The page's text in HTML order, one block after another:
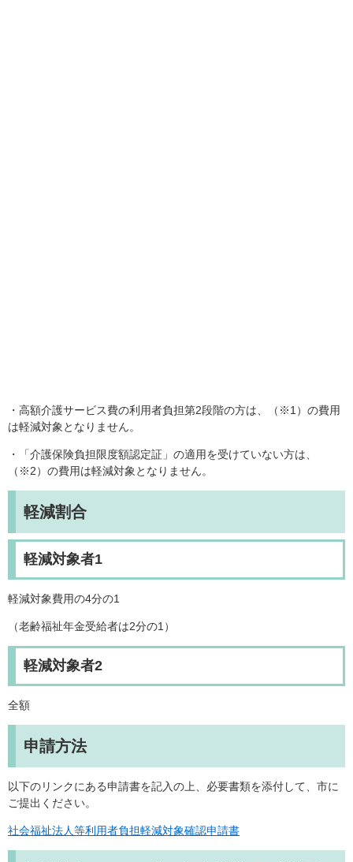
・高額介護サービス費の利用者負担第2段階の方は、（※1）の費用
は軽減対象となりません。
・「介護保険負担限度額認定証」の適用を受けていない方は、
（※2）の費用は軽減対象となりません。
軽減割合
軽減対象者1
軽減対象費用の4分の1
（老齢福祉年金受給者は2分の1）
軽減対象者2
全額
申請方法
以下のリンクにある申請書を記入の上、必要書類を添付して、市に
ご提出ください。
社会福祉法人等利用者負担軽減対象確認申請書